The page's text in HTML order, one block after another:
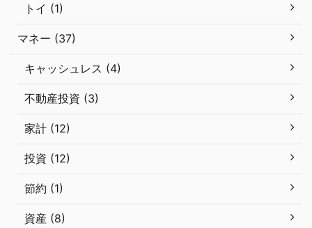
トイ (1)
マネー (37)
キャッシュレス (4)
不動産投資 (3)
家計 (12)
投資 (12)
節約 (1)
資産 (8)